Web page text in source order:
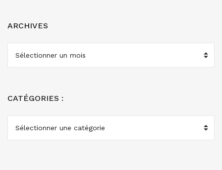
ARCHIVES
CATÉGORIES :